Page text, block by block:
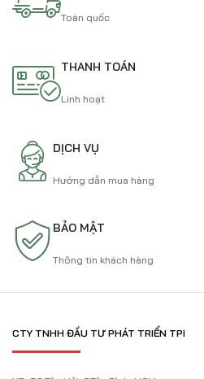
Toàn quốc
THANH TOÁN
Linh hoạt
DỊCH VỤ
Hướng dẫn mua hàng
BẢO MẬT
Thông tin khách hàng
CTY TNHH ĐẦU TƯ PHÁT TRIỂN TPI